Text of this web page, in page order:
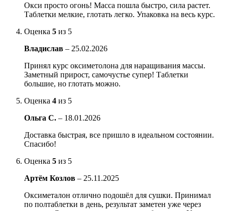
Окси просто огонь! Масса пошла быстро, сила растет.
Таблетки мелкие, глотать легко. Упаковка на весь курс.
Оценка 5 из 5
Владислав – 25.02.2026
Принял курс оксиметолона для наращивания массы.
Заметный прирост, самочустье супер! Таблетки
большие, но глотать можно.
Оценка 4 из 5
Ольга С. – 18.01.2026
Доставка быстрая, все пришло в идеальном состоянии.
Спасибо!
Оценка 5 из 5
Артём Козлов – 25.11.2025
Оксиметалон отлично подошёл для сушки. Принимал
по полтаблетки в день, результат заметен уже через